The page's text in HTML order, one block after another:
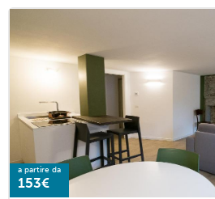
a partire da
153€